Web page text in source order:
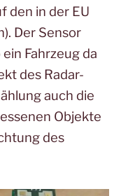
den in der EU
Der Sensor
Fahrzeug da
des Radar-
auch die
Objekte
des